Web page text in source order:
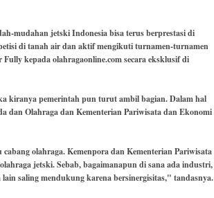
mudahan jetski Indonesia bisa terus berprestasi di
di tanah air dan aktif mengikuti turnamen-turnamen
kepada olahragaonline.com secara eksklusif di
kiranya pemerintah pun turut ambil bagian. Dalam hal
dan Olahraga dan Kementerian Pariwisata dan Ekonomi
olahraga. Kemenpora dan Kementerian Pariwisata
jetski. Sebab, bagaimanapun di sana ada industri,
saling mendukung karena bersinergisitas," tandasnya.